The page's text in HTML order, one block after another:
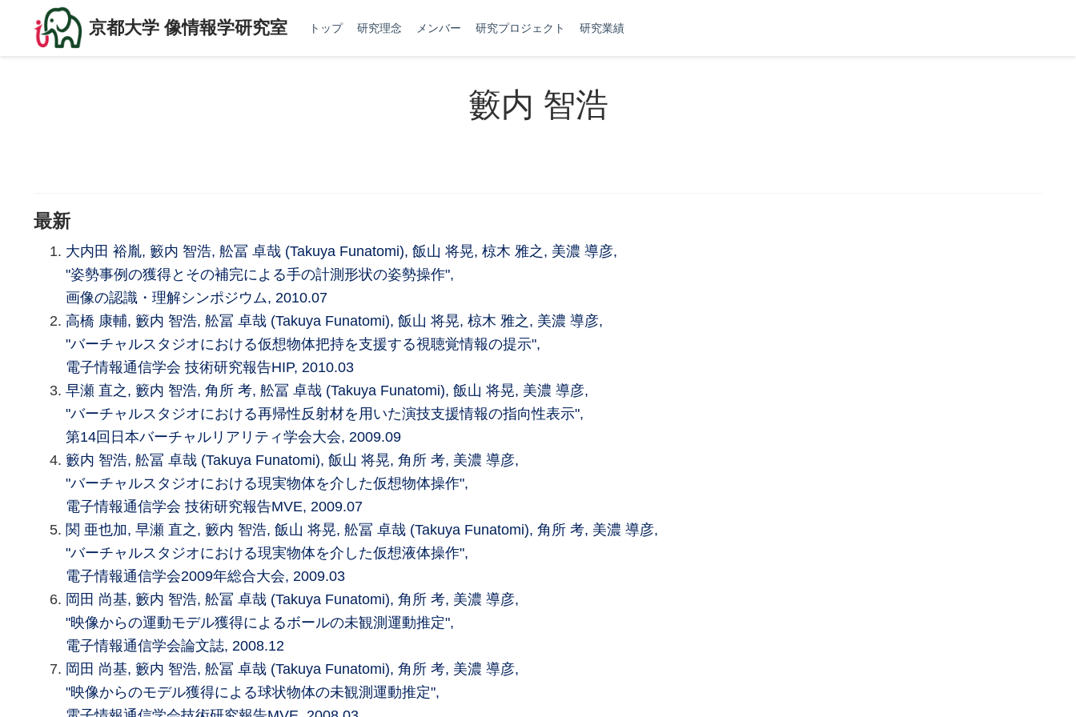
京都大学 像情報学研究室 トップ 研究理念 メンバー 研究プロジェクト 研究業績
籔内 智浩
最新
大内田 裕胤, 籔内 智浩, 舩冨 卓哉 (Takuya Funatomi), 飯山 将晃, 椋木 雅之, 美濃 導彦,
"姿勢事例の獲得とその補完による手の計測形状の姿勢操作",
画像の認識・理解シンポジウム, 2010.07
高橋 康輔, 籔内 智浩, 舩冨 卓哉 (Takuya Funatomi), 飯山 将晃, 椋木 雅之, 美濃 導彦,
"バーチャルスタジオにおける仮想物体把持を支援する視聴覚情報の提示",
電子情報通信学会 技術研究報告HIP, 2010.03
早瀬 直之, 籔内 智浩, 角所 考, 舩冨 卓哉 (Takuya Funatomi), 飯山 将晃, 美濃 導彦,
"バーチャルスタジオにおける再帰性反射材を用いた演技支援情報の指向性表示",
第14回日本バーチャルリアリティ学会大会, 2009.09
籔内 智浩, 舩冨 卓哉 (Takuya Funatomi), 飯山 将晃, 角所 考, 美濃 導彦,
"バーチャルスタジオにおける現実物体を介した仮想物体操作",
電子情報通信学会 技術研究報告MVE, 2009.07
関 亜也加, 早瀬 直之, 籔内 智浩, 飯山 将晃, 舩冨 卓哉 (Takuya Funatomi), 角所 考, 美濃 導彦,
"バーチャルスタジオにおける現実物体を介した仮想液体操作",
電子情報通信学会2009年総合大会, 2009.03
岡田 尚基, 籔内 智浩, 舩冨 卓哉 (Takuya Funatomi), 角所 考, 美濃 導彦,
"映像からの運動モデル獲得によるボールの未観測運動推定",
電子情報通信学会論文誌, 2008.12
岡田 尚基, 籔内 智浩, 舩冨 卓哉 (Takuya Funatomi), 角所 考, 美濃 導彦,
"映像からのモデル獲得による球状物体の未観測運動推定",